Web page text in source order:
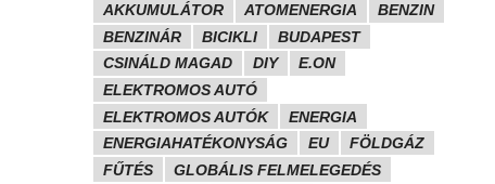
AKKUMULÁTOR ATOMENERGIA
BENZIN
BENZINÁR
BICIKLI
BUDAPEST
CSINÁLD MAGAD
DIY
E.ON
ELEKTROMOS AUTÓ
ELEKTROMOS AUTÓK
ENERGIA
ENERGIAHATÉKONYSÁG
EU
FÖLDGÁZ
FŰTÉS
GLOBÁLIS FELMELEGEDÉS